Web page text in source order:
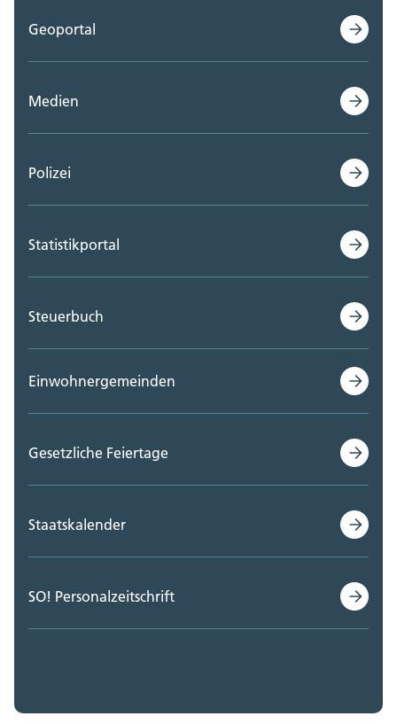
Geoportal
Medien
Polizei
Statistikportal
Steuerbuch
Einwohnergemeinden
Gesetzliche Feiertage
Staatskalender
SO! Personalzeitschrift